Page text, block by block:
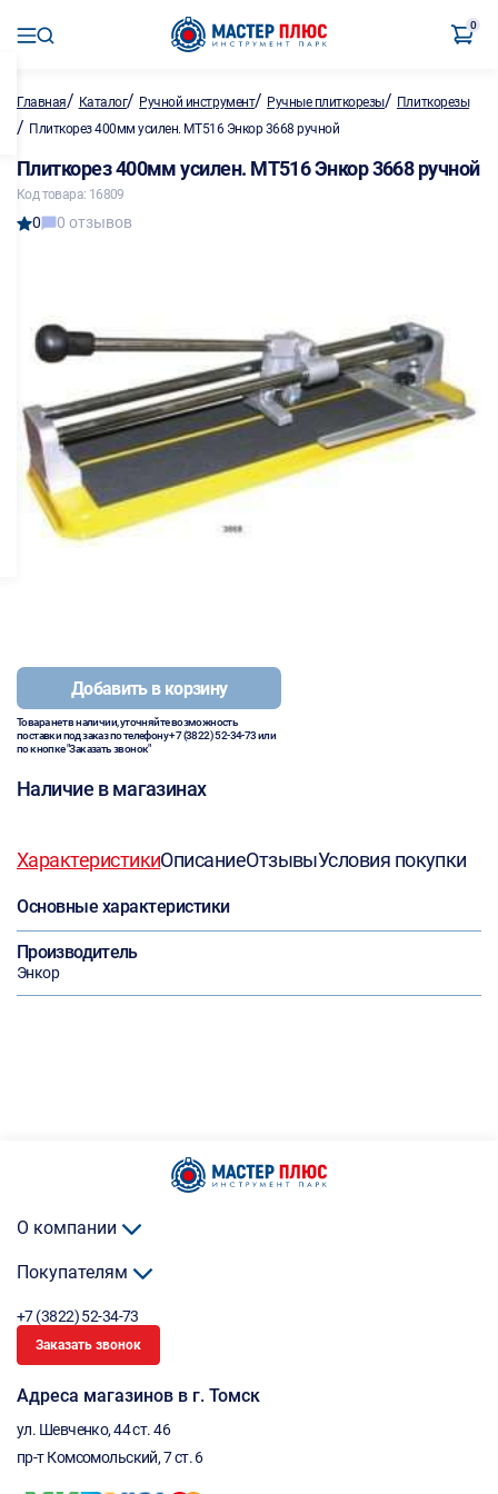
0
Главная/ Каталог/ Ручной инструмент/ Ручные плиткорезы/ Плиткорезы
/ Плиткорез 400мм усилен. МТ516 Энкор 3668 ручной
Плиткорез 400мм усилен. МТ516 Энкор 3668 ручной
Код товара: 16809
0 0 отзывов
Добавить в корзину
Товара нет в наличии, уточняйте возможность
поставки под заказ по телефону+7 (3822) 52-34-73или
по кнопке "Заказать звонок"
Наличие в магазинах
ХарактеристикиОписаниеОтзывыУсловия покупки
Основные характеристики
Производитель
Энкор
О компании
Покупателям
+7 (3822) 52-34-73
Заказать звонок
Адреса магазинов в г. Томск
ул. Шевченко, 44 ст. 46
пр-т Комсомольский, 7 ст. 6